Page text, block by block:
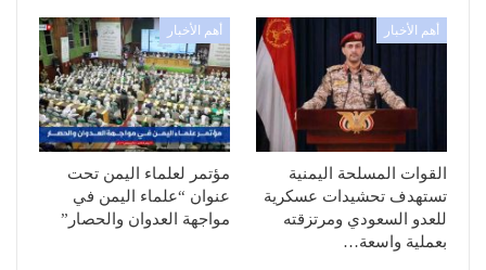
أهم الأخبار
القوات المسلحة اليمنية
تستهدف تحشيدات عسكرية
للعدو السعودي ومرتزقته
بعملية واسعة…
أهم الأخبار
مؤتمر لعلماء اليمن تحت
عنوان “علماء اليمن في
مواجهة العدوان والحصار”